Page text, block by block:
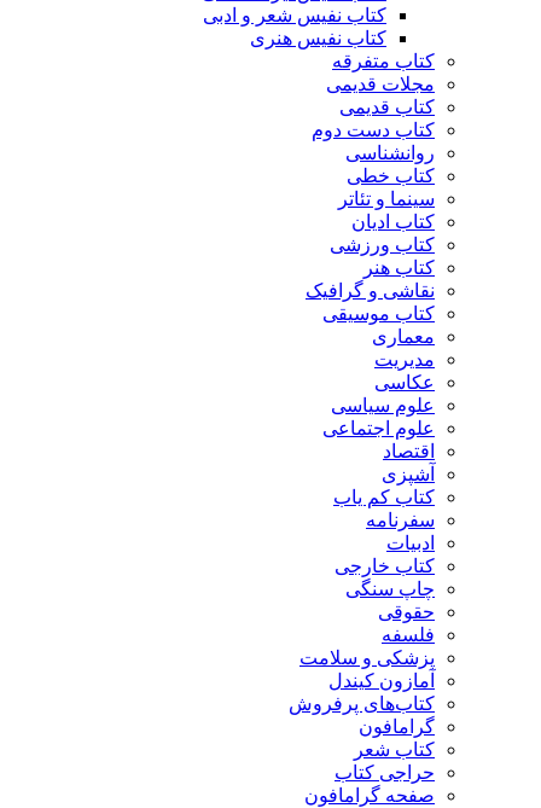
کتاب نفیس شعر و ادبی
کتاب نفیس هنری
کتاب متفرقه
مجلات قدیمی
کتاب قدیمی
کتاب دست دوم
روانشناسی
کتاب خطی
سینما و تئاتر
کتاب ادیان
کتاب ورزشی
کتاب هنر
نقاشی و گرافیک
کتاب موسیقی
معماری
مدیریت
عکاسی
علوم سیاسی
علوم اجتماعی
اقتصاد
آشپزی
کتاب کم یاب
سفرنامه
ادبیات
کتاب خارجی
چاپ سنگی
حقوقی
فلسفه
پزشکی و سلامت
آمازون کیندل
کتاب‌های پرفروش
گرامافون
کتاب شعر
حراجی کتاب
صفحه گرامافون